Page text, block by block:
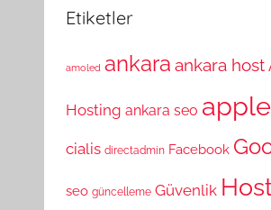
Etiketler
amoled ankara ankara host
Hosting ankara seo apple
cialis directadmin Facebook
seo güncelleme Güvenlik